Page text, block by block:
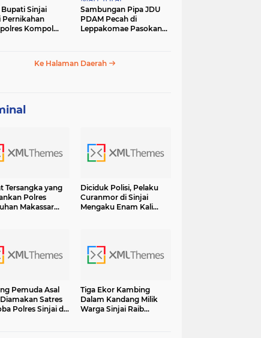
Sinjai
Pernikahan
Kompol
Sambungan Pipa JDU
PDAM Pecah di
Leppakomae Pasokan
Ke Halaman Daerah
Tersangka yang
Polres
Makassar
Diciduk Polisi, Pelaku
Curanmor di Sinjai
Mengaku Enam Kali
Pemuda Asal
Satres
Polres Sinjai di
Tiga Ekor Kambing
Dalam Kandang Milik
Warga Sinjai Raib